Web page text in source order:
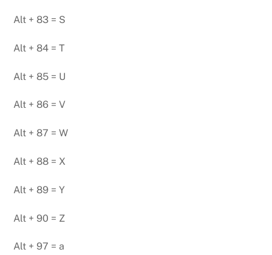
Alt + 83 = S
Alt + 84 = T
Alt + 85 = U
Alt + 86 = V
Alt + 87 = W
Alt + 88 = X
Alt + 89 = Y
Alt + 90 = Z
Alt + 97 = a